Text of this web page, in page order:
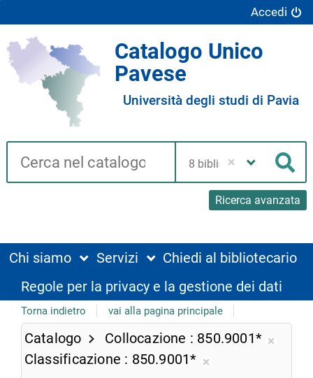
Accedi
Catalogo Unico
Pavese
Università degli studi di Pavia
Cerca su "Catalogo"
Ricerca avanzata
biblioteca
Chi siamo Servizi
Chiedi al bibliotecario
Regole per la privacy e la gestione dei dati
Torna indietro vai alla pagina principale
Catalogo Collocazione
850.9001*
Classificazione
850.9001*